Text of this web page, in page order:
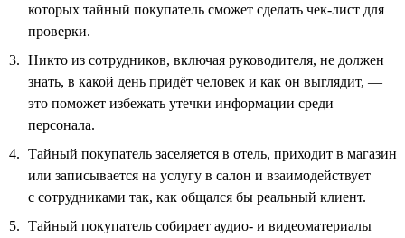
которых тайный покупатель сможет сделать чек-лист для
проверки.
Никто из сотрудников, включая руководителя, не должен
знать, в какой день придёт человек и как он выглядит, —
это поможет избежать утечки информации среди
персонала.
Тайный покупатель заселяется в отель, приходит в магазин
или записывается на услугу в салон и взаимодействует
с сотрудниками так, как общался бы реальный клиент.
Тайный покупатель собирает аудио- и видеоматериалы